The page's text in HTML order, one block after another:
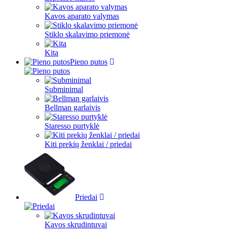
Kavos aparato valymas
Stiklo skalavimo priemonė
Kita
Pieno putos
Subminimal
Bellman garlaivis
Staresso purtyklė
Kiti prekių ženklai / priedai
Priedai
Kavos skrudintuvai